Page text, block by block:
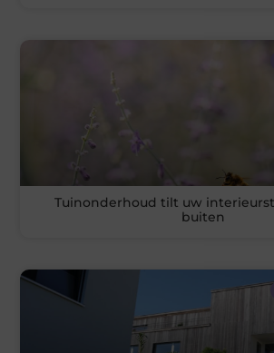
Tuinonderhoud tilt uw
buiten